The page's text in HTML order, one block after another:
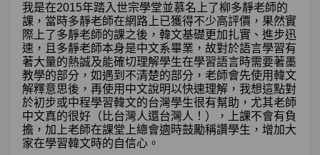
我是在2015年踏入世宗學堂並慕名上了柳多靜老師的
課，當時多靜老師在網路上已獲得不少高評價，果然實
際上了多靜老師的課之後，韓文基礎更加扎實、進步迅
速，且多靜老師本身是中文系畢業，故對於語言學習有
著大量的熱誠及能確切理解學生在學習語言時需要著墨
教學的部分，如遇到不清楚的部分，老師會先使用韓文
解釋意思後，再使用中文說明以快速理解，我想這點對
於初步或中程學習韓文的台灣學生很有幫助，尤其老師
中文真的很好（比台灣人還台灣人！），上課不會有負
擔，加上老師在課堂上總會適時鼓勵稱讚學生，增加大
家在學習韓文時的自信心。